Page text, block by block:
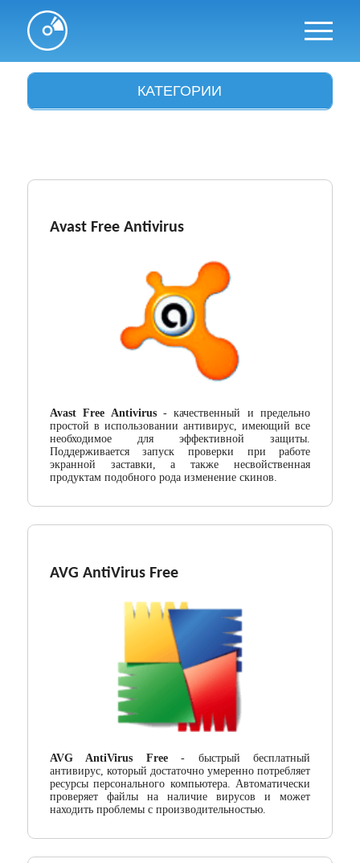
КАТЕГОРИИ
Браузеры
Интернет и сети
Менеджеры загрузок
Мессенджеры
Организация файлов
Офисные программы
Работа с CD/DVD
Разгон и мониторинг
Системные утилиты
Тестирование онлайн
Другие программы
Avast Free Antivirus
Avast Free Antivirus- качественный и предельно
простой в использовании антивирус, имеющий все
необходимое для эффективной защиты.
Поддерживается запуск проверки при работе
экранной заставки, а также несвойственная
продуктам подобного рода изменение скинов.
AVG AntiVirus Free
AVG AntiVirus Free- быстрый бесплатный
антивирус, который достаточно умеренно потребляет
ресурсы персонального компьютера. Автоматически
проверяет файлы на наличие вирусов и может
находить проблемы с производительностью.